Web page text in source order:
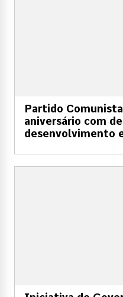
Partido
aniversário com
desenvolvimento